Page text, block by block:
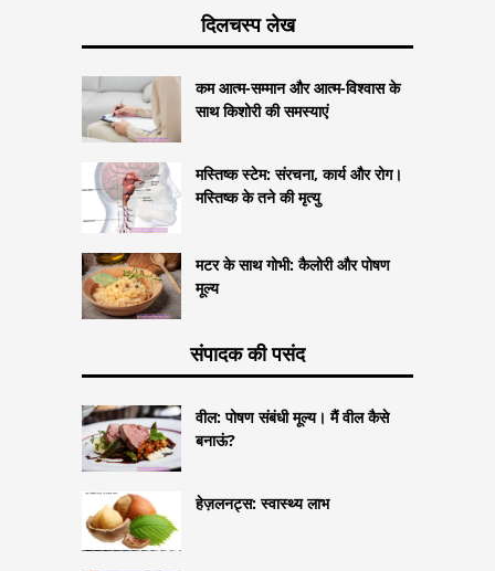
दिलचस्प लेख
कम आत्म-सम्मान और आत्म-विश्वास के
साथ किशोरी की समस्याएं
मस्तिष्क स्टेम: संरचना, कार्य और रोग।
मस्तिष्क के तने की मृत्यु
मटर के साथ गोभी: कैलोरी और पोषण
मूल्य
संपादक की पसंद
वील: पोषण संबंधी मूल्य। मैं वील कैसे
बनाऊं?
हेज़लनट्स: स्वास्थ्य लाभ